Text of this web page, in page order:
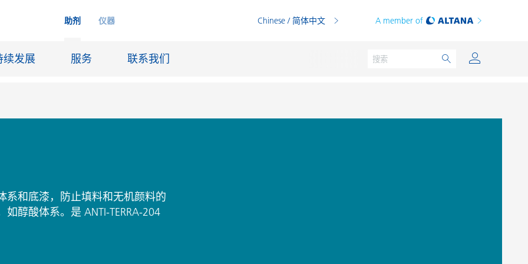
助剂 仪器 Chinese / 简体中文 A member of
续发展 服务 联系我们
润滑和脱模
船舶和防腐涂料
系和底漆，防止填料和无机颜料的
醇酸体系。是 ANTI-TERRA-204